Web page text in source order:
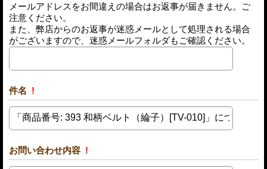
メールアドレスをお間違えの場合はお返事が届きません。ご
注意ください。
また、弊店からのお返事が迷惑メールとして処理される場合
がございますので、迷惑メールフォルダもご確認ください。
件名 !
お問い合わせ内容 !